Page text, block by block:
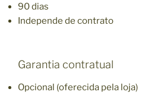
90 dias
Independe de contrato
Garantia contratual
Opcional (oferecida pela loja)